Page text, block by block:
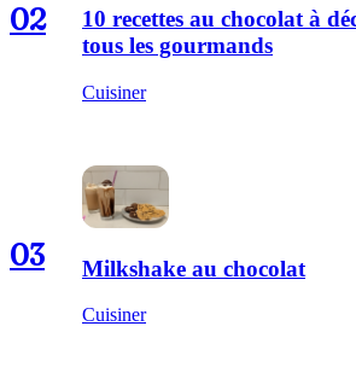
02
10 recettes au chocolat à
tous les gourmands
Cuisiner
03 Milkshake au chocolat
Cuisiner